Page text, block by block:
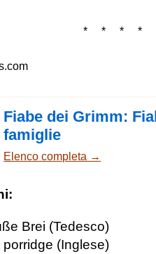
* * * *
Fiabe dei Grimm:
famiglie
Elenco completa →
Brei (Tedesco)
porridge (Inglese)